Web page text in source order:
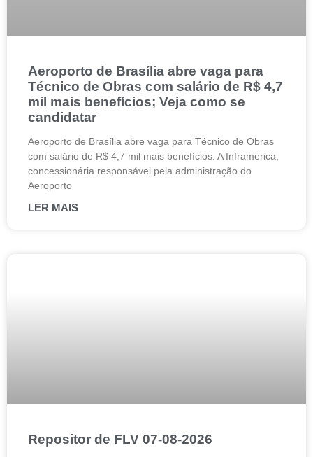
Aeroporto de Brasília abre vaga para
Técnico de Obras com salário de R$ 4,7
mil mais benefícios; Veja como se
candidatar
Aeroporto de Brasília abre vaga para Técnico de Obras
com salário de R$ 4,7 mil mais benefícios. A Inframerica,
concessionária responsável pela administração do
Aeroporto
LER MAIS
Repositor de FLV 07-08-2026